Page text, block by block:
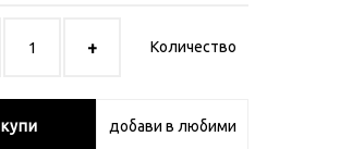
Количество
купи добави в любими